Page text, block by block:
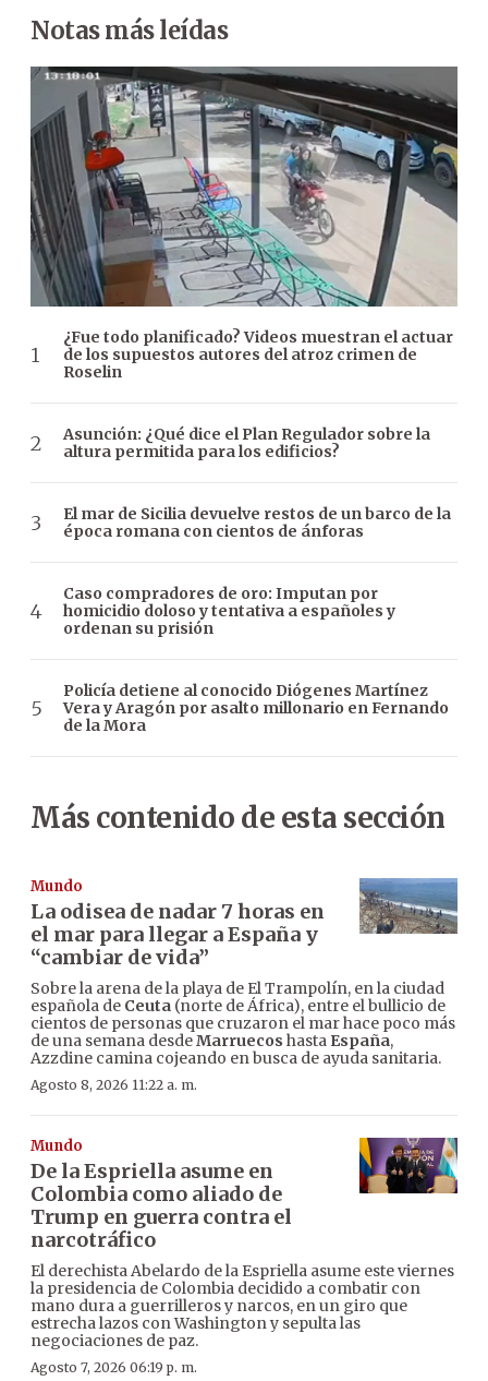
Notas más leídas
¿Fue todo planificado? Videos muestran el actuar
de los supuestos autores del atroz crimen de
Roselin
Asunción: ¿Qué dice el Plan Regulador sobre la
altura permitida para los edificios?
El mar de Sicilia devuelve restos de un barco de la
época romana con cientos de ánforas
Caso compradores de oro: Imputan por
homicidio doloso y tentativa a españoles y
ordenan su prisión
Policía detiene al conocido Diógenes Martínez
Vera y Aragón por asalto millonario en Fernando
de la Mora
Más contenido de esta sección
Mundo
La odisea de nadar 7 horas en
el mar para llegar a España y
“cambiar de vida”
Sobre la arena de la playa de El Trampolín, en la ciudad
española de Ceuta (norte de África), entre el bullicio de
cientos de personas que cruzaron el mar hace poco más
de una semana desdeMarruecos hasta España,
Azzdine camina cojeando en busca de ayuda sanitaria.
Agosto 8, 2026 11:22 a. m.
Mundo
De la Espriella asume en
Colombia como aliado de
Trump en guerra contra el
narcotráfico
El derechista Abelardo de la Espriella asume este viernes
la presidencia de Colombia decidido a combatir con
mano dura a guerrilleros y narcos, en un giro que
estrecha lazos con Washington y sepulta las
negociaciones de paz.
Agosto 7, 2026 06:19 p. m.